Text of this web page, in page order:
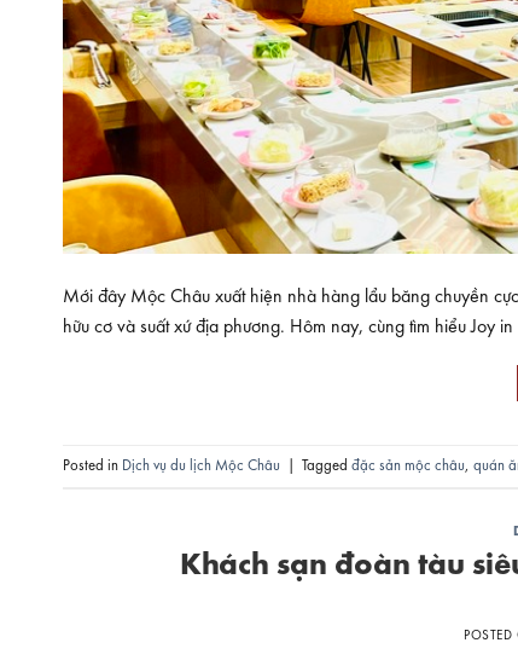
Mới đây Mộc Châu xuất hiện nhà hàng lẩu băng chuyền
hữu cơ và suất xứ địa phương. Hôm nay, cùng tìm hiểu Joy
Posted in Dịch vụ du lịch Mộc Châu Tagged đặc sản mộc châu quán
Khách sạn đoàn tàu
POSTED